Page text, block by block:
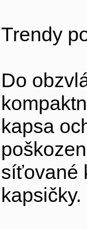
Trendy
Do
kapsa
síťované
kapsičky.